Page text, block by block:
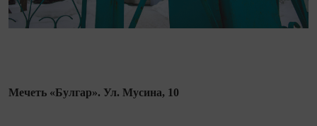
Мечеть «Булгар». Ул. Мусина, 10